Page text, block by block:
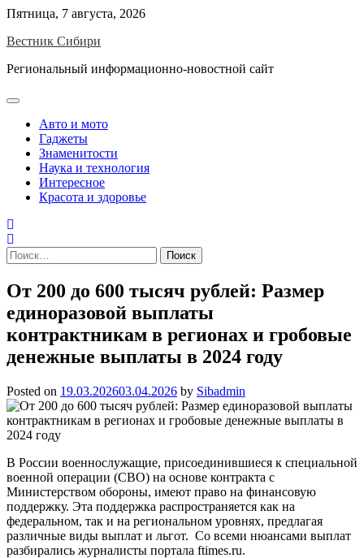
Skip
content
Пятница, 7 августа, 2026
Вестник Сибири
Региональный информационно-новостной сайт
Авто и мото
Гаджеты
Знаменитости
Наука и технология
Интересное
Красота и здоровье
Найти:
От 200 до 600 тысяч рублей: Размер
единоразовой выплаты
контрактникам в регионах и гробовые
денежные выплаты в 2024 году
Posted on 19.03.202603.04.2026 by Sibadmin
В России военнослужащие, присоединившиеся к специальной
военной операции (СВО) на основе контракта с
Министерством обороны, имеют право на финансовую
поддержку. Эта поддержка распространяется как на
федеральном, так и на региональном уровнях, предлагая
различные виды выплат и льгот. Со всеми нюансами выплат
разбирались журналисты портала ftimes.ru.